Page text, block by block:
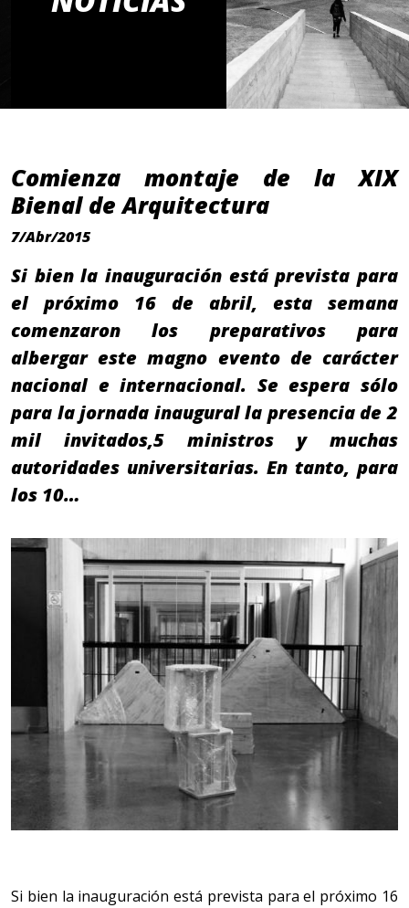
Comienza montaje de la XIX
Bienal de Arquitectura
7/Abr/2015
Si bien la inauguración está prevista para
el próximo 16 de abril, esta semana
comenzaron los preparativos para
albergar este magno evento de carácter
nacional e internacional. Se espera sólo
para la jornada inaugural la presencia de 2
mil invitados,5 ministros y muchas
autoridades universitarias. En tanto, para
los 10…
Si bien la inauguración está prevista para el próximo 16